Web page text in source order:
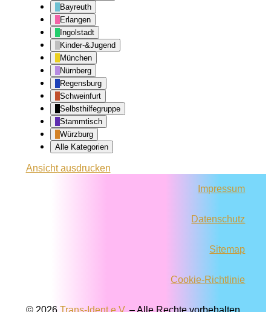
Bayreuth
Erlangen
Ingolstadt
Kinder-&Jugend
München
Nürnberg
Regensburg
Schweinfurt
Selbsthilfegruppe
Stammtisch
Würzburg
Alle Kategorien
Ansichtausdrucken
Impressum
Datenschutz
Sitemap
Cookie-Richtlinie
© 2026 Trans-Ident e.V. – Alle Rechte vorbehalten